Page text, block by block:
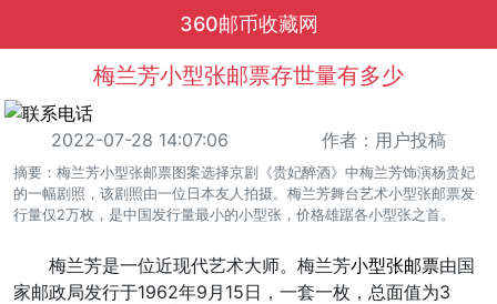
360邮币收藏网
梅兰芳小型张邮票存世量有多少
2022-07-28 14:07:06 作者：用户投稿
摘要：梅兰芳小型张邮票图案选择京剧《贵妃醉酒》中梅兰芳饰演杨贵妃
的一幅剧照，该剧照由一位日本友人拍摄。梅兰芳舞台艺术小型张邮票发
行量仅2万枚，是中国发行量最小的小型张，价格雄踞各小型张之首。
梅兰芳是一位近现代艺术大师。梅兰芳小型张邮票由国
家邮政局发行于1962年9月15日，一套一枚，总面值为3